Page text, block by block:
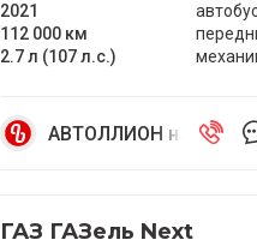
2021
112 000 км
2.7 л (107 л.с.)
АВТОЛЛИОН на
ГАЗ ГАЗель Next